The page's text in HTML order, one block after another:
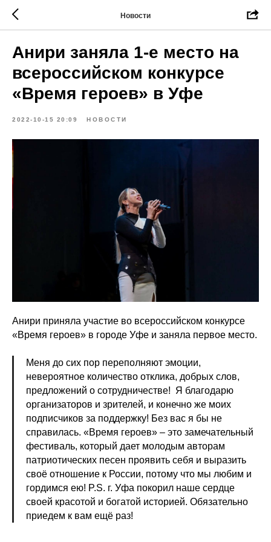
Новости
Анири заняла 1-е место на
всероссийском конкурсе
«Время героев» в Уфе
2022-10-15 20:09 НОВОСТИ
Анири приняла участие во всероссийском конкурсе
«Время героев» в городе Уфе и заняла первое место.
Меня до сих пор переполняют эмоции,
невероятное количество отклика, добрых слов,
предложений о сотрудничестве! Я благодарю
организаторов и зрителей, и конечно же моих
подписчиков за поддержку! Без вас я бы не
справилась. «Время героев» – это замечательный
фестиваль, который дает молодым авторам
патриотических песен проявить себя и выразить
своë отношение к России, потому что мы любим и
гордимся ею! P.S. г. Уфа покорил наше сердце
своей красотой и богатой историей. Обязательно
приедем к вам ещё раз!